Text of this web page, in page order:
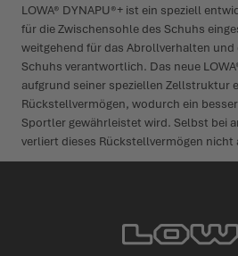
LOWA® DYNAPU®+ ist ein speziell
für die Zwischensohle des Schuhs
weitgehend für das Abrollverhalten und
Schuhs verantwortlich. Das neue
aufgrund seiner speziellen Zellstruktur
Rückstellvermögen, wodurch ein
Sportler gewährleistet wird. Selbst bei
verliert dieses Rückstellvermögen nicht